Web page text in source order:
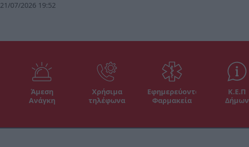
21/07/2026 19:52
Άμεση
Ανάγκη
Χρήσιμα
τηλέφωνα
Εφημερεύοντα
Φαρμακεία
Κ.Ε.Π
Δήμων